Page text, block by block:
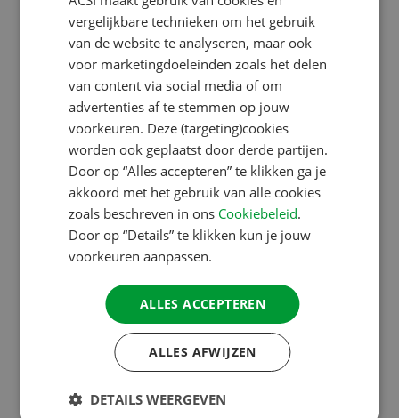
GESTAGE TOENAME VAN ‘ADULTS ONLY’
CAMPINGS
FRENCH
GERMAN
SPANISH
SWEDISH
vergelijkbare technieken om het gebruik
van de website te analyseren, maar ook
voor marketingdoeleinden zoals het delen
van content via social media of om
advertenties af te stemmen op jouw
voorkeuren. Deze (targeting)cookies
worden ook geplaatst door derde partijen.
Door op “Alles accepteren” te klikken ga je
akkoord met het gebruik van alle cookies
zoals beschreven in ons Cookiebeleid.
Door op “Details” te klikken kun je jouw
voorkeuren aanpassen.
ALLES ACCEPTEREN
ALLES AFWIJZEN
DETAILS WEERGEVEN